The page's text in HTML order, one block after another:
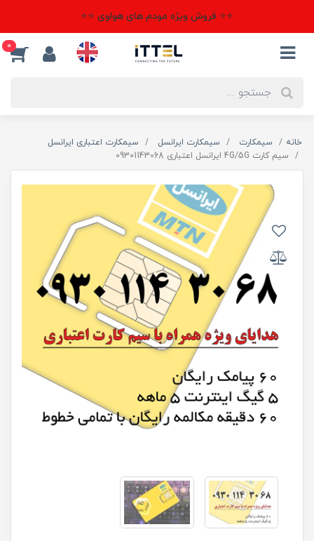
⭐⭐ فروش ویژه مودم های هواوی ⭐⭐
0
خانه سیمکارت سیمکارت ایرانسل
سیمکارت اعتباری ایرانسل
سیم کارت 4G/5G ایرانسل اعتباری 09301143068